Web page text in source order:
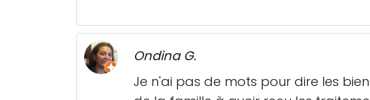
Ondina G.
Je n'ai pas de mots pour dire les